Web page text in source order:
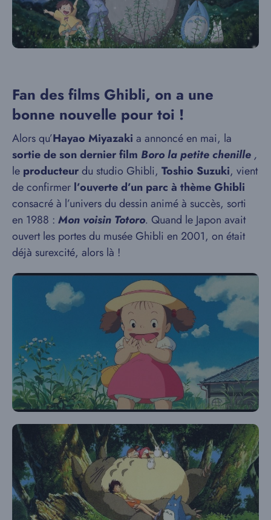
Fan des films Ghibli, on a une
bonne nouvelle pour toi !
Alors qu’Hayao Miyazaki a annoncé en mai, la
sortie de son dernier film Boro la petite chenille,
le producteurdu studio Ghibli, Toshio Suzuki, vient
de confirmer l’ouverte d’un parc à thème Ghibli
consacré à l’univers du dessin animé à succès, sorti
en 1988 : Mon voisin Totoro. Quand le Japon avait
ouvert les portes du musée Ghibli en 2001, on était
déjà surexcité, alors là !